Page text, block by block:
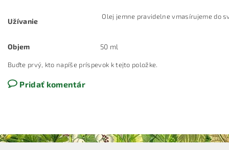
Užívanie
Olej jemne pravidelne vmasírujeme do
Objem 50 ml
Buďte prvý, kto napíše príspevok k tejto položke.
Pridať komentár